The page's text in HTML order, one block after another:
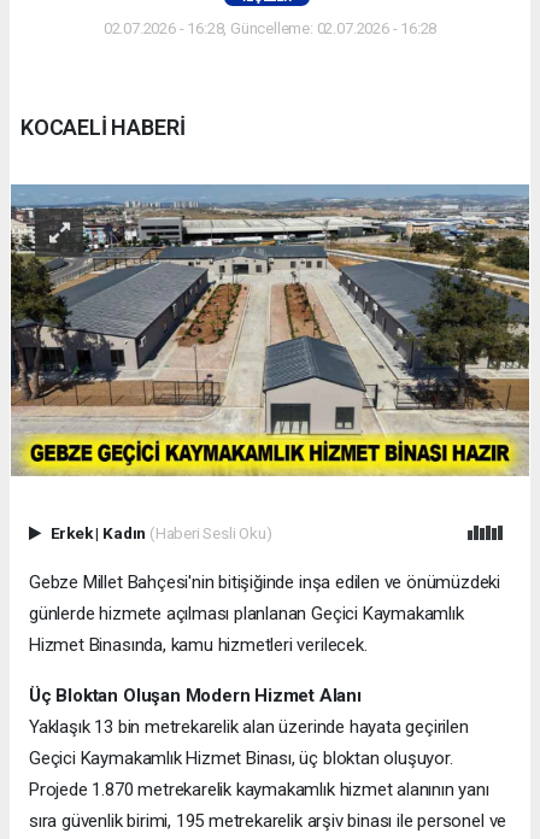
02.07.2026 - 16:28, Güncelleme: 02.07.2026 - 16:28
KOCAELİ HABERİ
Erkek| Kadın (Haberi Sesli Oku)
Gebze Millet Bahçesi'nin bitişiğinde inşa edilen ve önümüzdeki
günlerde hizmete açılması planlanan Geçici Kaymakamlık
Hizmet Binasında, kamu hizmetleri verilecek.
Üç Bloktan Oluşan Modern Hizmet Alanı
Yaklaşık 13 bin metrekarelik alan üzerinde hayata geçirilen
Geçici Kaymakamlık Hizmet Binası, üç bloktan oluşuyor.
Projede 1.870 metrekarelik kaymakamlık hizmet alanının yanı
sıra güvenlik birimi, 195 metrekarelik arşiv binası ile personel ve